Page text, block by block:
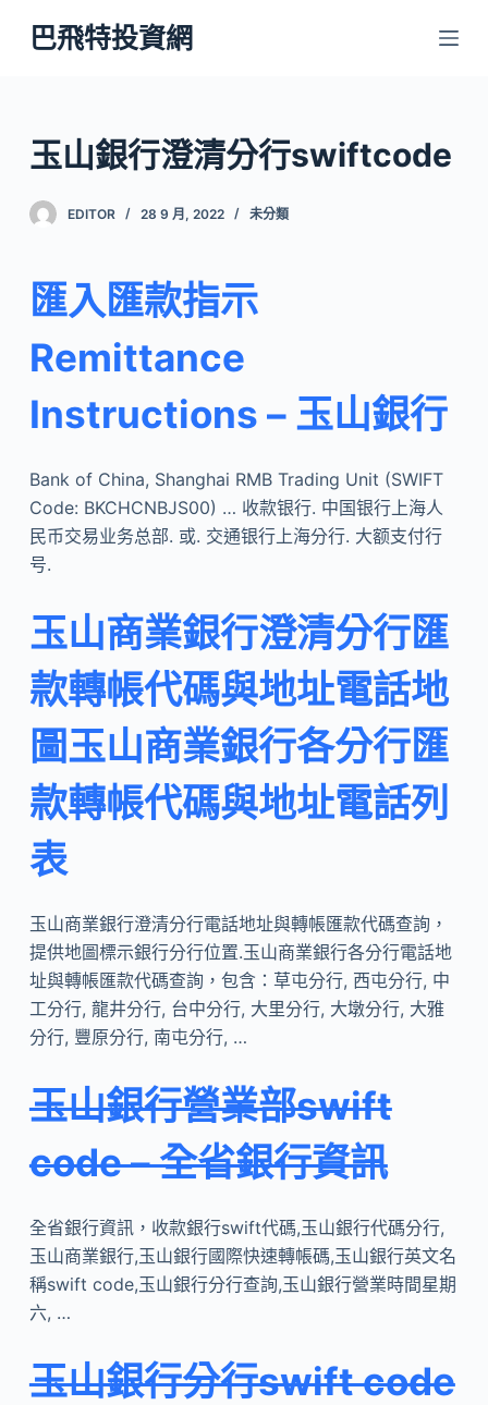
跳
至
內
容
巴飛特投資網
玉山銀行澄清分行swiftcode
EDITOR 28 9 月, 2022 未分類
匯入匯款指示
Remittance
Instructions – 玉山銀行
Bank of China, Shanghai RMB Trading Unit (SWIFT
Code: BKCHCNBJS00) … 收款银行. 中国银行上海人
民币交易业务总部. 或. 交通银行上海分行. 大额支付行
号.
玉山商業銀行澄清分行匯
款轉帳代碼與地址電話地
圖玉山商業銀行各分行匯
款轉帳代碼與地址電話列
表
玉山商業銀行澄清分行電話地址與轉帳匯款代碼查詢，
提供地圖標示銀行分行位置.玉山商業銀行各分行電話地
址與轉帳匯款代碼查詢，包含：草屯分行, 西屯分行, 中
工分行, 龍井分行, 台中分行, 大里分行, 大墩分行, 大雅
分行, 豐原分行, 南屯分行, …
玉山銀行營業部swift
code – 全省銀行資訊
全省銀行資訊，收款銀行swift代碼,玉山銀行代碼分行,
玉山商業銀行,玉山銀行國際快速轉帳碼,玉山銀行英文名
稱swift code,玉山銀行分行查詢,玉山銀行營業時間星期
六, …
玉山銀行分行swift code